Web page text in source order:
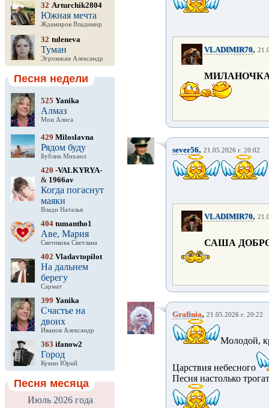
32 Arturchik2804
Южная мечта
Ждамиров Владимир
32 tuleneva
Туман
Эгромжан Александр
Песня недели
525 Yanika
Алмаз
Мон Алиса
429 Miloslavna
Рядом буду
Бублик Михаил
420 -VALKYRYA-
& 1966av
Когда погаснут
маяки
Влади Наталья
404 tumantho1
Аве, Мария
Светикова Светлана
402 Vladavtopilot
На дальнем
берегу
Сармат
399 Yanika
Счастье на
двоих
Иванов Александр
363 ifanow2
Город
Кукин Юрий
Песня месяца
Июль 2026 года
VLADIMIR70,
sever56, 21.05.2026 г. 20:02
VLADIMIR70,
САША
Grafinia, 21.05.2026 г. 20:22
Молодой,
Царствия небесного
Песня настолько